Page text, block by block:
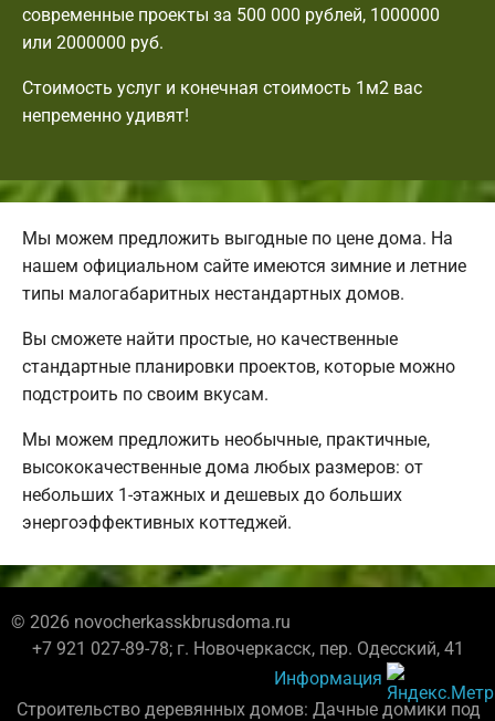
современные проекты за 500 000 рублей, 1000000
или 2000000 руб.
Стоимость услуг и конечная стоимость 1м2 вас
непременно удивят!
Мы можем предложить выгодные по цене дома. На
нашем официальном сайте имеются зимние и летние
типы малогабаритных нестандартных домов.
Вы сможете найти простые, но качественные
стандартные планировки проектов, которые можно
подстроить по своим вкусам.
Мы можем предложить необычные, практичные,
высококачественные дома любых размеров: от
небольших 1-этажных и дешевых до больших
энергоэффективных коттеджей.
© 2026 novocherkasskbrusdoma.ru
+7 921 027-89-78; г. Новочеркасск, пер. Одесский, 41
Информация
Строительство деревянных домов: Дачные домики под